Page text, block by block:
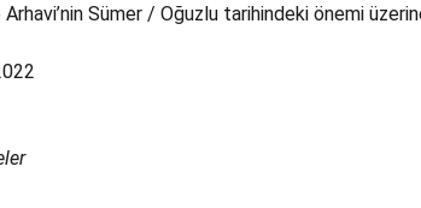
Sümer / Oğuzlu tarihindeki önemi